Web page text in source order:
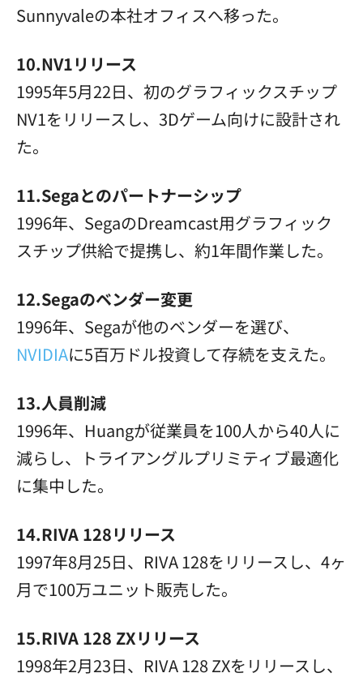
Sunnyvaleの本社オフィスへ移った。
10.NV1リリース
1995年5月22日、初のグラフィックスチップ
NV1をリリースし、3Dゲーム向けに設計され
た。
11.Segaとのパートナーシップ
1996年、SegaのDreamcast用グラフィック
スチップ供給で提携し、約1年間作業した。
12.Segaのベンダー変更
1996年、Segaが他のベンダーを選び、
NVIDIAに5百万ドル投資して存続を支えた。
13.人員削減
1996年、Huangが従業員を100人から40人に
減らし、トライアングルプリミティブ最適化
に集中した。
14.RIVA 128リリース
1997年8月25日、RIVA 128をリリースし、4ヶ
月で100万ユニット販売した。
15.RIVA 128 ZXリリース
1998年2月23日、RIVA 128 ZXをリリースし、